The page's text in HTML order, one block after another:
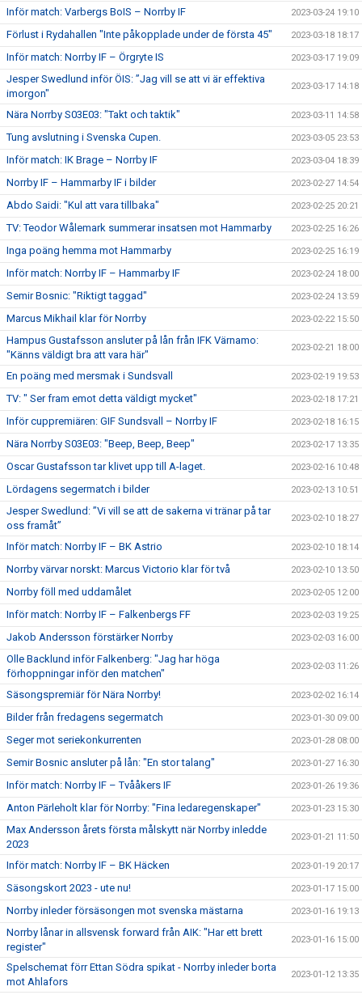
Inför match: Varbergs BoIS – Norrby IF 2023-03-24 19:10
Förlust i Rydahallen "Inte påkopplade under de första 45" 2023-03-18 18:17
Inför match: Norrby IF – Örgryte IS 2023-03-17 19:09
Jesper Swedlund inför ÖIS: ”Jag vill se att vi är effektiva
imorgon"
2023-03-17 14:18
Nära Norrby S03E03: "Takt och taktik" 2023-03-11 14:58
Tung avslutning i Svenska Cupen. 2023-03-05 23:53
Inför match: IK Brage – Norrby IF 2023-03-04 18:39
Norrby IF – Hammarby IF i bilder 2023-02-27 14:54
Abdo Saidi: "Kul att vara tillbaka" 2023-02-25 20:21
TV: Teodor Wålemark summerar insatsen mot Hammarby 2023-02-25 16:26
Inga poäng hemma mot Hammarby 2023-02-25 16:19
Inför match: Norrby IF – Hammarby IF 2023-02-24 18:00
Semir Bosnic: "Riktigt taggad" 2023-02-24 13:59
Marcus Mikhail klar för Norrby 2023-02-22 15:50
Hampus Gustafsson ansluter på lån från IFK Värnamo:
"Känns väldigt bra att vara här"
2023-02-21 18:00
En poäng med mersmak i Sundsvall 2023-02-19 19:53
TV: " Ser fram emot detta väldigt mycket" 2023-02-18 17:21
Inför cuppremiären: GIF Sundsvall – Norrby IF 2023-02-18 16:15
Nära Norrby S03E03: "Beep, Beep, Beep" 2023-02-17 13:35
Oscar Gustafsson tar klivet upp till A-laget. 2023-02-16 10:48
Lördagens segermatch i bilder 2023-02-13 10:51
Jesper Swedlund: ”Vi vill se att de sakerna vi tränar på tar
oss framåt”
2023-02-10 18:27
Inför match: Norrby IF – BK Astrio 2023-02-10 18:14
Norrby värvar norskt: Marcus Victorio klar för två 2023-02-10 13:50
Norrby föll med uddamålet 2023-02-05 12:00
Inför match: Norrby IF – Falkenbergs FF 2023-02-03 19:25
Jakob Andersson förstärker Norrby 2023-02-03 16:00
Olle Backlund inför Falkenberg: "Jag har höga
förhoppningar inför den matchen"
2023-02-03 11:26
Säsongspremiär för Nära Norrby! 2023-02-02 16:14
Bilder från fredagens segermatch 2023-01-30 09:00
Seger mot seriekonkurrenten 2023-01-28 08:00
Semir Bosnic ansluter på lån: "En stor talang" 2023-01-27 16:30
Inför match: Norrby IF – Tvååkers IF 2023-01-26 19:36
Anton Pärleholt klar för Norrby: "Fina ledaregenskaper" 2023-01-23 15:30
Max Andersson årets första målskytt när Norrby inledde
2023
2023-01-21 11:50
Inför match: Norrby IF – BK Häcken 2023-01-19 20:17
Säsongskort 2023 - ute nu! 2023-01-17 15:00
Norrby inleder försäsongen mot svenska mästarna 2023-01-16 19:13
Norrby lånar in allsvensk forward från AIK: "Har ett brett
register"
2023-01-16 15:00
Spelschemat förr Ettan Södra spikat - Norrby inleder borta
mot Ahlafors
2023-01-12 13:35